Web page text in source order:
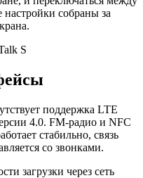
собраны за
поддержка LTE
4.0. FM-радио и NFC
стабильно, связь
со звонками.
загрузки через сеть